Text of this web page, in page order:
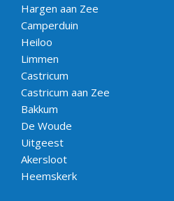
Hargen aan Zee
Camperduin
Heiloo
Limmen
Castricum
Castricum aan Zee
Bakkum
De Woude
Uitgeest
Akersloot
Heemskerk